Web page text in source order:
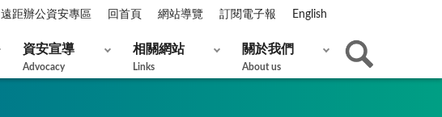
遠距辦公資安專區 回首頁 網站導覽 訂閱電子報 English
資安宣導
Advocacy
相關網站
Links
關於我們
About us